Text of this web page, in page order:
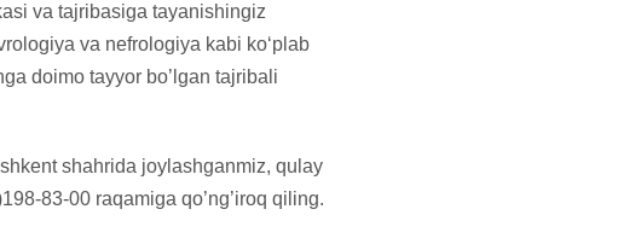
va tajribasiga tayanishingiz
va nefrologiya kabi ko‘plab
doimo tayyor bo’lgan tajribali
shahrida joylashganmiz, qulay
83-00 raqamiga qo’ng’iroq qiling.